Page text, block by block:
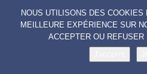
CONTACTS
NOUS UTILISONS DES
MEILLEURE EXPÉRIENCE SUR
ACCEPTER OU REFUSER